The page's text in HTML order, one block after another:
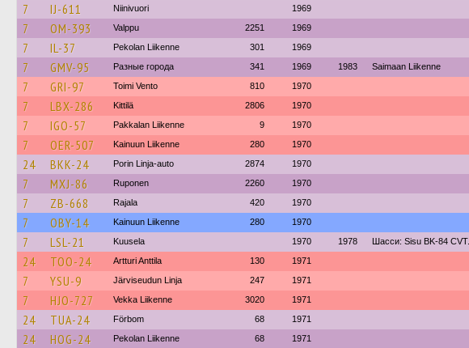
7 IJ-611 Niinivuori 1969
7 OM-393 Valppu 2251 1969
7 IL-37 Pekolan Liikenne 301 1969
7 GMV-95 Разные города 341 1969 1983 Saimaan Liikenne
7 GRI-97 Toimi Vento 810 1970
7 LBX-286 Kittilä 2806 1970
7 IGO-57 Pakkalan Liikenne 9 1970
7 OER-507 Kainuun Liikenne 280 1970
24 BKK-24 Porin Linja-auto 2874 1970
7 MXJ-86 Ruponen 2260 1970
7 ZB-668 Rajala 420 1970
7 OBY-14 Kainuun Liikenne 280 1970
7 LSL-21 Kuusela 1970 1978 Шасси: Sisu BK-84 CVT.
24 TOO-24 Artturi Anttila 130 1971
7 YSU-9 Järviseudun Linja 247 1971
7 HJO-727 Vekka Liikenne 3020 1971
24 TUA-24 Förbom 68 1971
24 HOG-24 Pekolan Liikenne 68 1971